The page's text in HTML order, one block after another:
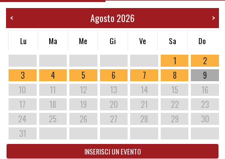
< Agosto 2026 >
Lu Ma Me Gi Ve Sa Do
1
2
3
4 5 6 7 8
9
10
11 12 13 14 15
16
17
18 19 20 21 22
23
24
25 26 27 28 29
30
31
INSERISCI UN EVENTO